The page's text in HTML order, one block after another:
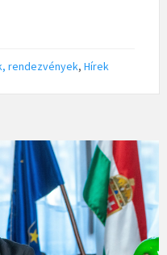
rendezvények, Hírek